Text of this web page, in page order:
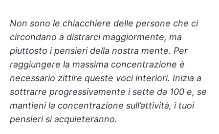
Non sono le chiacchiere delle persone che ci
circondano a distrarci maggiormente, ma
piuttosto i pensieri della nostra mente. Per
raggiungere la massima concentrazione è
necessario zittire queste voci interiori. Inizia a
sottrarre progressivamente i sette da 100 e, se
mantieni la concentrazione sull’attività, i tuoi
pensieri si acquieteranno.